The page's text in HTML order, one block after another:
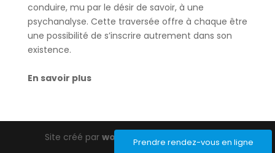
Prendre rendez-vous en ligne
conduire, mu par le désir de savoir, à une
psychanalyse. Cette traversée offre à chaque être
une possibilité de s’inscrire autrement dans son
existence.
En savoir plus
Site créé parwordpress-barcelona.com